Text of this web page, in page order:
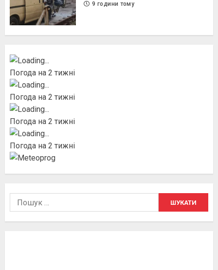
9 години тому
Погода на 2 тижні
Погода на 2 тижні
Погода на 2 тижні
Погода на 2 тижні
Пошук: